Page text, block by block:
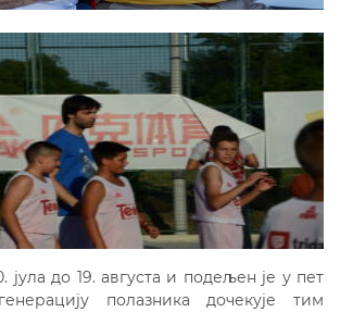
јула до 19. августа и подељен је у пет
полазника дочекује тим